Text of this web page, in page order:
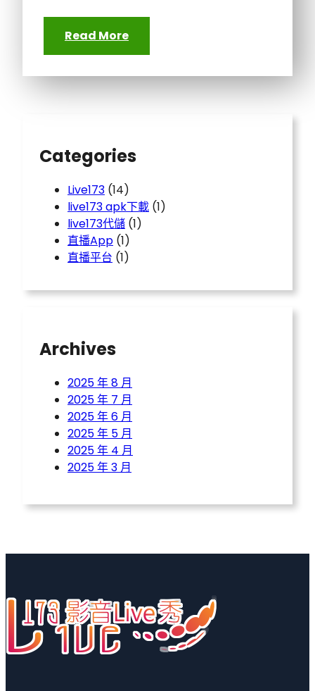
Read More
Categories
Live173 (14)
live173 apk下載 (1)
live173代儲 (1)
直播App (1)
直播平台 (1)
Archives
2025 年 8 月
2025 年 7 月
2025 年 6 月
2025 年 5 月
2025 年 4 月
2025 年 3 月